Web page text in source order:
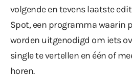
volgende en tevens laatste
Spot, een programma waarin
worden uitgenodigd om iets
single te vertellen en één of
horen.